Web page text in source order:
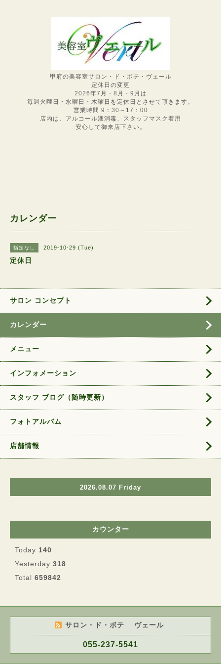
甲府の美容室サロン・ド・ボテ・ヴェール
定休日の変更
2026年7月・8月・9月は
毎週火曜日・水曜日・木曜日を定休日とさせて頂きます。
営業時間 9：30～17：00
店内は、アルコール液消毒、スタッフマスク着用
安心して御来店下さい。
カレンダー
指定なし 2019-10-29 (Tue)
定休日
サロン コンセプト
カレンダー
メニュー
インフォメーション
スタッフ ブログ（随時更新）
フォトアルバム
店舗情報
2026.08.07 Friday
カウンター
Today 140
Yesterday 318
Total 659842
サロン・ド・ボテ ヴェール
055-237-5541